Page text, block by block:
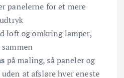
panelerne for et mere
loft og omkring lamper,
på maling, så paneler og
at afsløre hver eneste